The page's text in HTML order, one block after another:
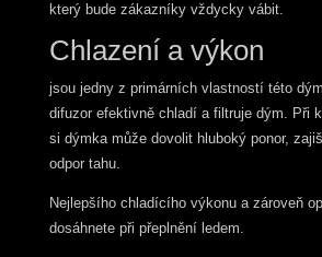
který bude zákazníky vždycky vábit.
Chlazení a výkon
jsou jedny z primárních vlastností této
difuzor efektivně chladí a filtruje dým. Při
si dýmka může dovolit hluboký ponor,
odpor tahu.
Nejlepšího chladícího výkonu a zároveň
dosáhnete při přeplnění ledem.